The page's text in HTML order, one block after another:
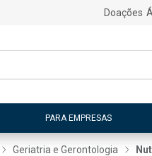
Doações
PARA EMPRESAS
Geriatria e Gerontologia